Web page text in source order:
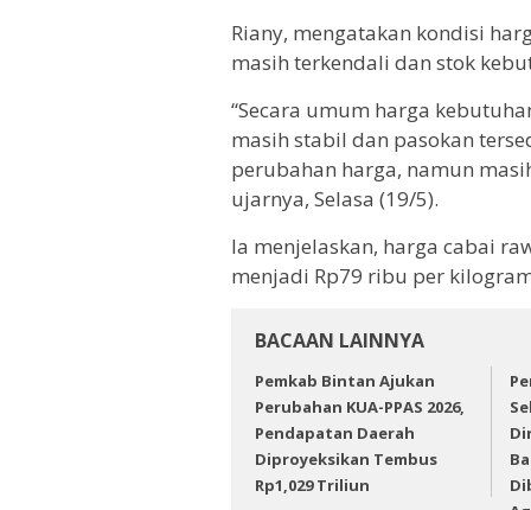
Riany, mengatakan kondisi
masih terkendali dan stok
“Secara umum harga
masih stabil dan pasokan
perubahan harga, namun
ujarnya, Selasa (19/5).
Ia menjelaskan, harga cabai
menjadi Rp79 ribu per
BACAAN LAINNYA
Pemkab Bintan Ajukan
Perubahan KUA-PPAS 2026,
Pendapatan Daerah
Diproyeksikan Tembus
Rp1,029 Triliun